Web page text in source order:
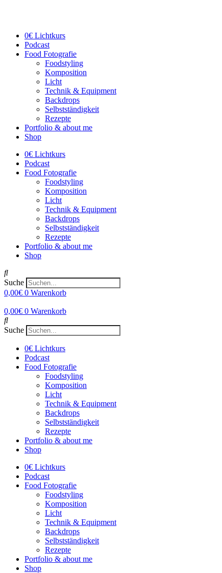
0€ Lichtkurs
Podcast
Food Fotografie
Foodstyling
Komposition
Licht
Technik & Equipment
Backdrops
Selbstständigkeit
Rezepte
Portfolio & about me
Shop
0€ Lichtkurs
Podcast
Food Fotografie
Foodstyling
Komposition
Licht
Technik & Equipment
Backdrops
Selbstständigkeit
Rezepte
Portfolio & about me
Shop
Suche
0,00€ 0 Warenkorb
0,00€ 0 Warenkorb
Suche
0€ Lichtkurs
Podcast
Food Fotografie
Foodstyling
Komposition
Licht
Technik & Equipment
Backdrops
Selbstständigkeit
Rezepte
Portfolio & about me
Shop
0€ Lichtkurs
Podcast
Food Fotografie
Foodstyling
Komposition
Licht
Technik & Equipment
Backdrops
Selbstständigkeit
Rezepte
Portfolio & about me
Shop